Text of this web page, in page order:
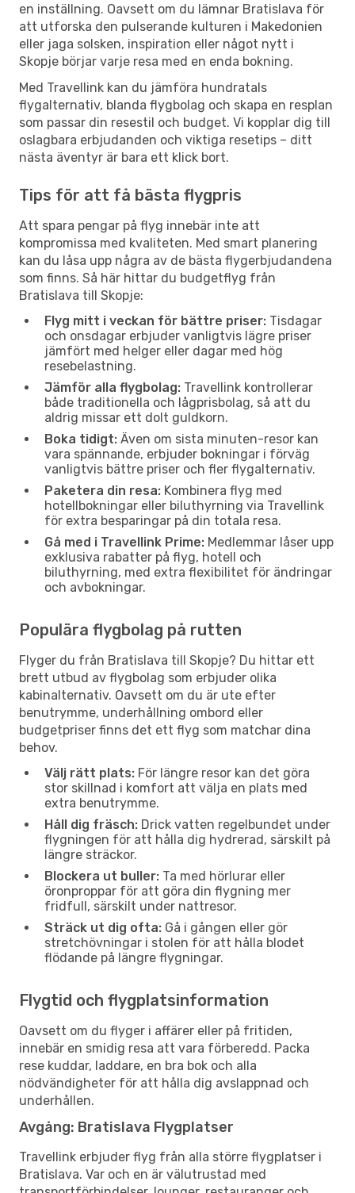
en inställning. Oavsett om du lämnar Bratislava för
att utforska den pulserande kulturen i Makedonien
eller jaga solsken, inspiration eller något nytt i
Skopje börjar varje resa med en enda bokning.
Med Travellink kan du jämföra hundratals
flygalternativ, blanda flygbolag och skapa en resplan
som passar din resestil och budget. Vi kopplar dig till
oslagbara erbjudanden och viktiga resetips – ditt
nästa äventyr är bara ett klick bort.
Tips för att få bästa flygpris
Att spara pengar på flyg innebär inte att
kompromissa med kvaliteten. Med smart planering
kan du låsa upp några av de bästa flygerbjudandena
som finns. Så här hittar du budgetflyg från
Bratislava till Skopje:
Flyg mitt i veckan för bättre priser: Tisdagar
och onsdagar erbjuder vanligtvis lägre priser
jämfört med helger eller dagar med hög
resebelastning.
Jämför alla flygbolag: Travellink kontrollerar
både traditionella och lågprisbolag, så att du
aldrig missar ett dolt guldkorn.
Boka tidigt: Även om sista minuten-resor kan
vara spännande, erbjuder bokningar i förväg
vanligtvis bättre priser och fler flygalternativ.
Paketera din resa: Kombinera flyg med
hotellbokningar eller biluthyrning via Travellink
för extra besparingar på din totala resa.
Gå med i Travellink Prime: Medlemmar låser upp
exklusiva rabatter på flyg, hotell och
biluthyrning, med extra flexibilitet för ändringar
och avbokningar.
Populära flygbolag på rutten
Flyger du från Bratislava till Skopje? Du hittar ett
brett utbud av flygbolag som erbjuder olika
kabinalternativ. Oavsett om du är ute efter
benutrymme, underhållning ombord eller
budgetpriser finns det ett flyg som matchar dina
behov.
Välj rätt plats: För längre resor kan det göra
stor skillnad i komfort att välja en plats med
extra benutrymme.
Håll dig fräsch: Drick vatten regelbundet under
flygningen för att hålla dig hydrerad, särskilt på
längre sträckor.
Blockera ut buller: Ta med hörlurar eller
öronproppar för att göra din flygning mer
fridfull, särskilt under nattresor.
Sträck ut dig ofta: Gå i gången eller gör
stretchövningar i stolen för att hålla blodet
flödande på längre flygningar.
Flygtid och flygplatsinformation
Oavsett om du flyger i affärer eller på fritiden,
innebär en smidig resa att vara förberedd. Packa
rese kuddar, laddare, en bra bok och alla
nödvändigheter för att hålla dig avslappnad och
underhållen.
Avgång: Bratislava Flygplatser
Travellink erbjuder flyg från alla större flygplatser i
Bratislava. Var och en är välutrustad med